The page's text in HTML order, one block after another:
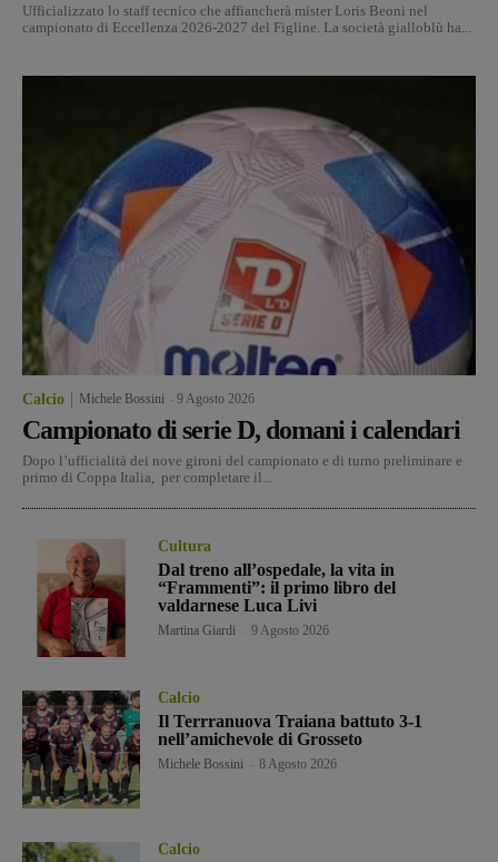
Ufficializzato lo staff tecnico che affiancherà mister Loris Beoni nel
campionato di Eccellenza 2026-2027 del Figline. La società gialloblù ha...
Calcio Michele Bossini 9 Agosto 2026
Campionato di serie D, domani i calendari
Dopo l’ufficialità dei nove gironi del campionato e di turno preliminare e
primo di Coppa Italia, per completare il...
Cultura
Dal treno all’ospedale, la vita in
“Frammenti”: il primo libro del
valdarnese Luca Livi
Martina Giardi 9 Agosto 2026
Calcio
Il Terrranuova Traiana battuto 3-1
nell’amichevole di Grosseto
Michele Bossini 8 Agosto 2026
Calcio